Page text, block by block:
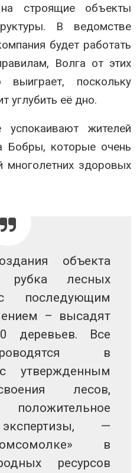
строящие объекты
В ведомстве
будет работать
Волга от этих
выиграет, поскольку
углубить её дно.
жителей
Бобры, которые очень
многолетних здоровых
объекта
рубка лесных
последующим
– высадят
деревьев. Все
в
утвержденным
лесов,
—
в
ресурсов